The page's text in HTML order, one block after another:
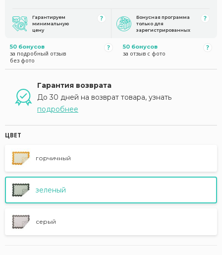
Гарантируем
минимальную
цену
Бонусная программа
только для
зарегистрированных
50 бонусов
за подробный отзыв
без фото
50 бонусов
за отзыв с фото
Гарантия возврата
До 30 дней на возврат товара, узнать
подробнее
ЦВЕТ
горчичный
зеленый
серый